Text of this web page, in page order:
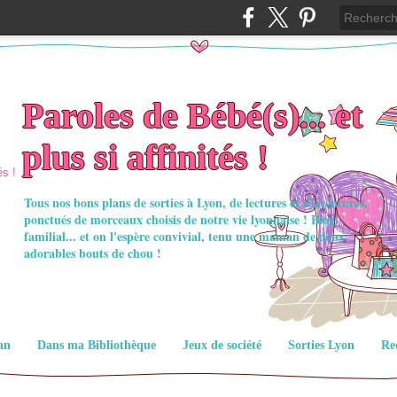
Paroles de Bébé(s)... et
plus si affinités !
Tous nos bons plans de sorties à Lyon, de lectures et d'aventures,
ponctués de morceaux choisis de notre vie lyonnaise ! Blog
familial... et on l'espère convivial, tenu une maman de deux
adorables bouts de chou !
Dans ma Bibliothèque Jeux de société Sorties Lyon